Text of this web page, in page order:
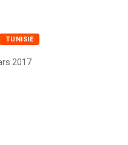
TUNISIE
2017